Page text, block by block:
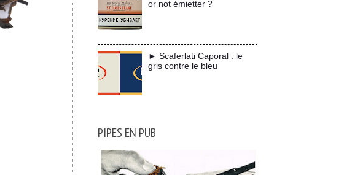
or not émietter ?
► Scaferlati Caporal : le
gris contre le bleu
PIPES EN PUB